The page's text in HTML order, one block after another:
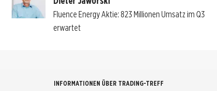
Fluence Energy Aktie: 823 Millionen Umsatz im Q3
erwartet
INFORMATIONEN ÜBER TRADING-TREFF